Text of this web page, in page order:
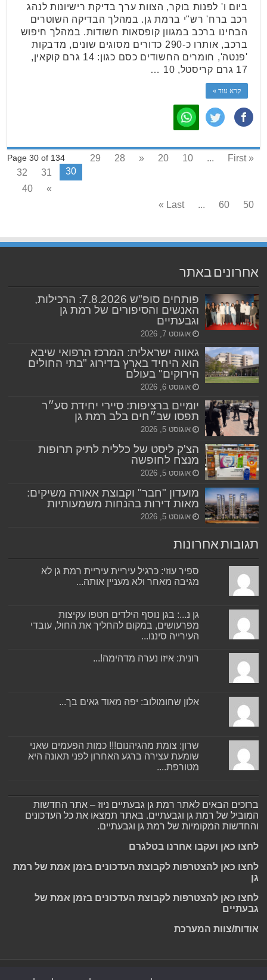
ביום ו' לפנות בוקר, הצוות ערך בדיקת רישיונות לנהג
רכב ברח' רש"י ברמת גן. במהלך הבדיקה השוטרים
הבחינו ברכב במגוון קופסאות חשודות. במהלך חיפוש
ברכב, אותרו כ-290 כדורים מסוגים שונים, מדבקות
'פנטה', חומרים החשודים כסם כגון: 14 גרם קוקאין,
17 גרם קריסטל, 10 …
קרא עוד »
Page 30 of 134 « First
...
10
20
«
28
29
30
31
32
»
40
50
60
...
Last »
אחרונים באתר
פותחים סופ"ש 7.8.2026: הרכילות,
האנשים והסיפורים של רמת גן
וגבעתיים
אוגוסט 7, 2026
גאווה ישראלית: המרכז הרפואי שיבא
הוא היחיד בארץ בדירוג "בתי החולים
הירוקים" בעולם
אוגוסט 6, 2026
יומיים ברציפות: סיירי יחידת סע״ר
תפסו שב״חים בלב רמת גן
אוגוסט 5, 2026
הצ'ק ליסט של כללית לתיק תרופות
מנצח לחופשה
אוגוסט 5, 2026
מועדון "חבר" וקבוצת אאורה משיקים:
מאות דירות בהנחות משמעותיות
אוגוסט 5, 2026
תגובות אחרונות
ספיר עוזי: כרגיל עיריית עיריית רמת גן לא
מגיבה מאחר ולא מעניין אותה...
גן נ...: בגן נוסף הילדים חטפו עקיצות
מפרעושים, במקום להחליך את החול, עובדי
העירייה סיננו...
רונית: איזו נערה מדהימה!...
אלון שחומולוב: יפה מאוד גאים בך...
שרון: צומת מהגיהנום!!! כמות הפעמים שאני
שומעת עצירה ברגע האחרון לפני תאונה היא
מטורפת....
ברוכים הבאים לאתר רמת גן גבעתיים ניוז – אתר החדשות
המוביל של רמת גן וגבעתיים. באתר תמצאו את כל העדכונים
והחדשות המקומיות של רמת גן וגבעתיים.
לחצו כאן ועקבו אחרנו בטלגרם
לחצו כאן להצטרפות לקבוצת העדכונים בזמן אמת של רמת
גן
לחצו כאן להצטרפות לקבוצת העדכונים בזמן אמת של
גבעתיים
אודות/צוות המערכת